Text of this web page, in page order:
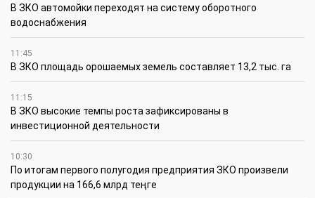
В ЗКО автомойки переходят на систему оборотного
водоснабжения
11:45
В ЗКО площадь орошаемых земель составляет 13,2 тыс. га
11:15
В ЗКО высокие темпы роста зафиксированы в
инвестиционной деятельности
10:30
По итогам первого полугодия предприятия ЗКО произвели
продукции на 166,6 млрд теңге